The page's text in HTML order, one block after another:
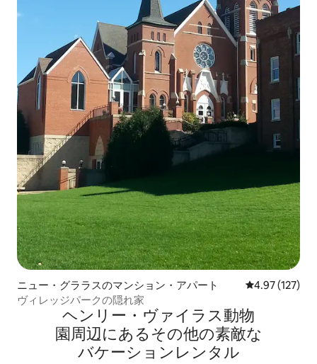
ニュー・グララスのマンション・アパート レビュー127
4.97 (127)
ヴィレッジパークの隠れ家
ヘンリー・ヴァイラス動物
園⁠周⁠辺⁠に⁠あ⁠るそ⁠の⁠他⁠の素⁠敵⁠な
バ⁠ケ⁠ー⁠シ⁠ョ⁠ン⁠レ⁠ン⁠タ⁠ル